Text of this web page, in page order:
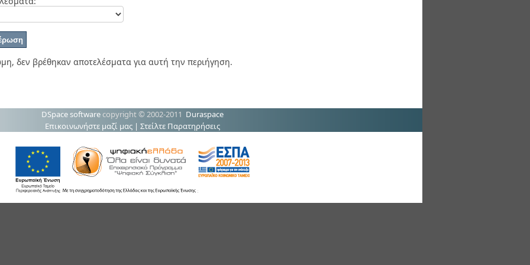
δεν βρέθηκαν αποτελέσματα για αυτή την περιήγηση.
DSpace software copyright © 2002-2011 Duraspace
Επικοινωνήστε μαζί μας | Στείλτε Παρατηρήσεις